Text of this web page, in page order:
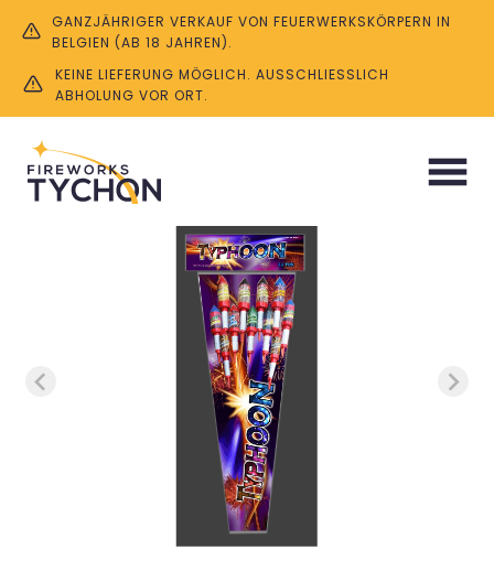
GANZJÄHRIGER VERKAUF VON FEUERWERKSKÖRPERN IN
BELGIEN (AB 18 JAHREN).
KEINE LIEFERUNG MÖGLICH. AUSSCHLIESSLICH A
BHOLUNG VOR ORT.
Start/Raketen/ Typhoon ( 11 Stück )